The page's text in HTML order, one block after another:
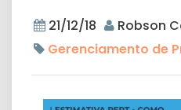
21/12/18
Robson
Gerenciamento de